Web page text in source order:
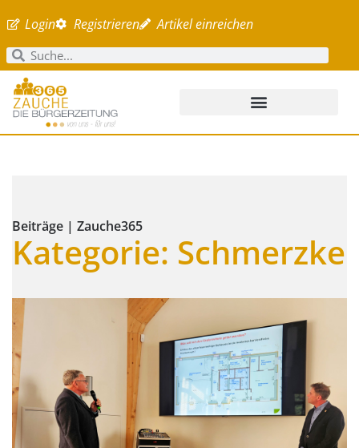
Login Registrieren Artikel einreichen
Beiträge | Zauche365
Kategorie: Schmerzke